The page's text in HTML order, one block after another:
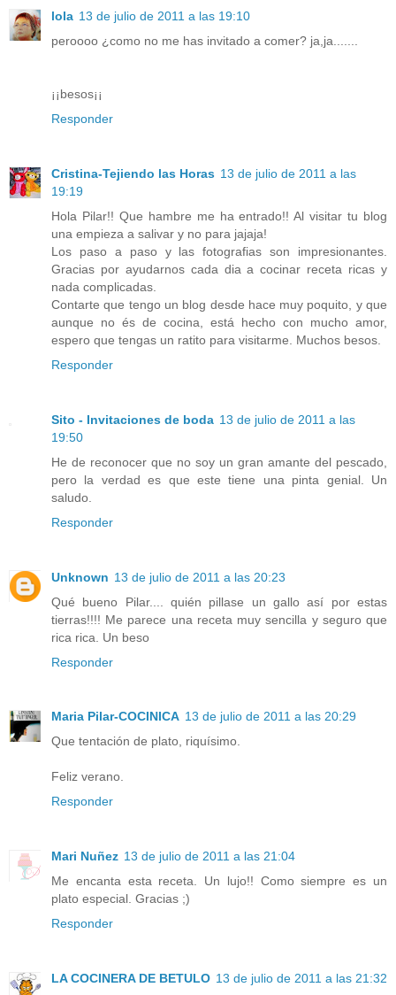
lola 13 de julio de 2011 a las 19:10
peroooo ¿como no me has invitado a comer? ja,ja.......
¡¡besos¡¡
Responder
Cristina-Tejiendo las Horas 13 de julio de 2011 a las
19:19
Hola Pilar!! Que hambre me ha entrado!! Al visitar tu blog
una empieza a salivar y no para jajaja!
Los paso a paso y las fotografias son impresionantes.
Gracias por ayudarnos cada dia a cocinar receta ricas y
nada complicadas.
Contarte que tengo un blog desde hace muy poquito, y que
aunque no és de cocina, está hecho con mucho amor,
espero que tengas un ratito para visitarme. Muchos besos.
Responder
Sito - Invitaciones de boda 13 de julio de 2011 a las
19:50
He de reconocer que no soy un gran amante del pescado,
pero la verdad es que este tiene una pinta genial. Un
saludo.
Responder
Unknown 13 de julio de 2011 a las 20:23
Qué bueno Pilar.... quién pillase un gallo así por estas
tierras!!!! Me parece una receta muy sencilla y seguro que
rica rica. Un beso
Responder
Maria Pilar-COCINICA 13 de julio de 2011 a las 20:29
Que tentación de plato, riquísimo.
Feliz verano.
Responder
Mari Nuñez 13 de julio de 2011 a las 21:04
Me encanta esta receta. Un lujo!! Como siempre es un
plato especial. Gracias ;)
Responder
LA COCINERA DE BETULO 13 de julio de 2011 a las 21:32